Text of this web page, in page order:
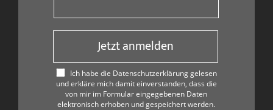
Jetzt anmelden
Ich habe die Datenschutzerklärung gelesen
und erkläre mich damit einverstanden, dass die
von mir im Formular eingegebenen Daten
elektronisch erhoben und gespeichert werden.